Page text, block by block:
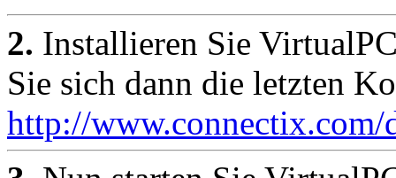
2. Installieren Sie
Sie sich dann die letzten
http://www.connectix.com/